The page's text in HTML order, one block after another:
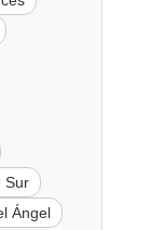
Sur
Ángel